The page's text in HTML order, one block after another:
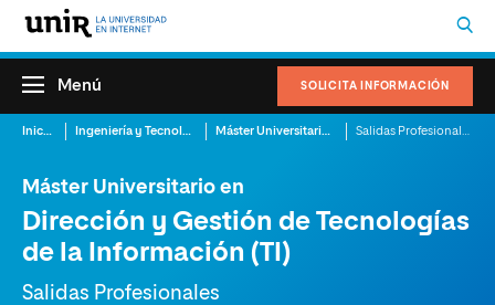
SOLICITA INFORMACIÓN
Menú
Inicio Ingeniería y Tecnología Máster Universitario en Dirección y Gestión de Tecnologías de la Información (TI)
Máster Universitario en
Dirección y Gestión de Tecnologías
de la Información (TI)
Salidas Profesionales